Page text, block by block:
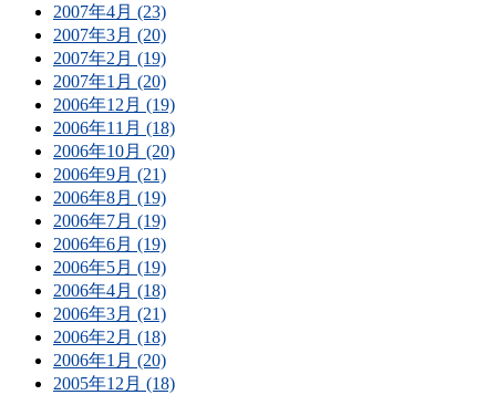
2007年4月 (23)
2007年3月 (20)
2007年2月 (19)
2007年1月 (20)
2006年12月 (19)
2006年11月 (18)
2006年10月 (20)
2006年9月 (21)
2006年8月 (19)
2006年7月 (19)
2006年6月 (19)
2006年5月 (19)
2006年4月 (18)
2006年3月 (21)
2006年2月 (18)
2006年1月 (20)
2005年12月 (18)